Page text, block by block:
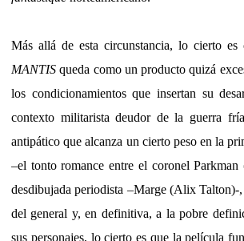
Más allá de esta circunstancia, lo cierto es
MANTIS queda como un producto quizá
los condicionamientos que insertan su
contexto militarista deudor de la guerra
antipático que alcanza un cierto peso en la
–el tonto romance entre el coronel
desdibujada periodista –Marge (Alix Talton)-
del general y, en definitiva, a la pobre
sus personajes, lo cierto es que la película